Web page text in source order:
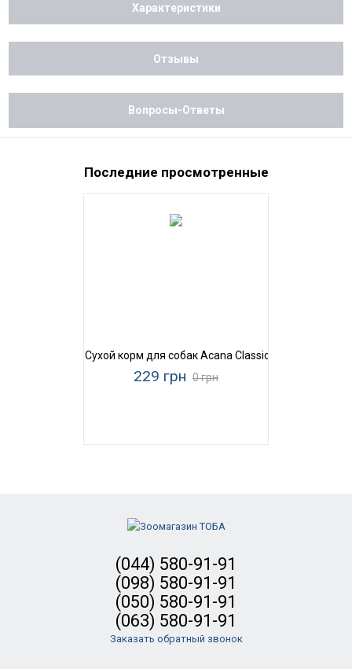
Характеристики
Отзывы
Вопросы-Ответы
Последние просмотренные
Сухой корм для собак Acana Classic Red
229 грн 0 грн
(044) 580-91-91
(098) 580-91-91
(050) 580-91-91
(063) 580-91-91
Заказать обратный звонок